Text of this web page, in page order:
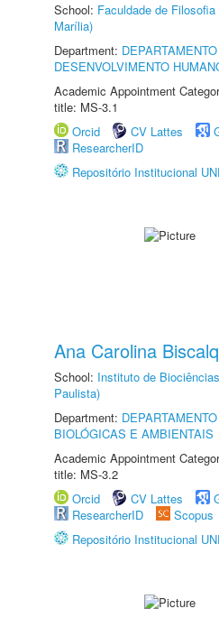
School: Faculdade de
Marília)
Department:
DESENVOLVIMENTO
Academic Appointment
title: MS-3.1
Orcid
CV Lattes
ResearcherID
Repositório Institucional
Ana Carolina
School: Instituto de
Paulista)
Department:
BIOLÓGICAS E AMBIENTAIS
Academic Appointment
title: MS-3.2
Orcid
CV Lattes
ResearcherID
Scopus
Repositório Institucional